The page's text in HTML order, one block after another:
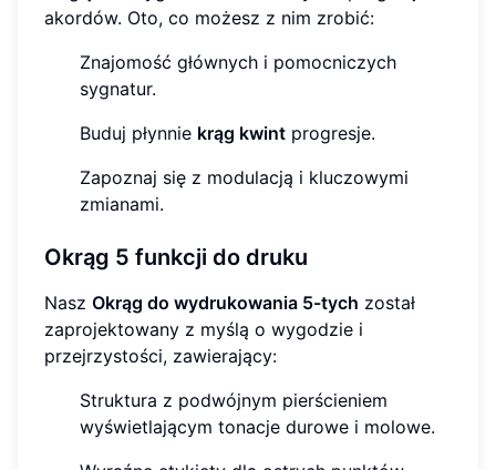
akordów. Oto, co możesz z nim zrobić:
Znajomość głównych i pomocniczych
sygnatur.
Buduj płynnie krąg kwint progresje.
Zapoznaj się z modulacją i kluczowymi
zmianami.
Okrąg 5 funkcji do druku
Nasz Okrąg do wydrukowania 5-tych został
zaprojektowany z myślą o wygodzie i
przejrzystości, zawierający:
Struktura z podwójnym pierścieniem
wyświetlającym tonacje durowe i molowe.